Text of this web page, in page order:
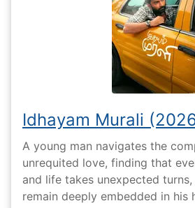
Idhayam Murali
A young man navigates the
unrequited love, finding that
and life takes unexpected
remain deeply embedded in his